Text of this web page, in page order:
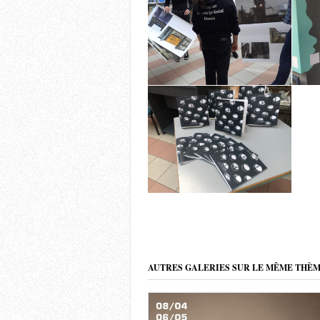
AUTRES GALERIES SUR LE MÊME